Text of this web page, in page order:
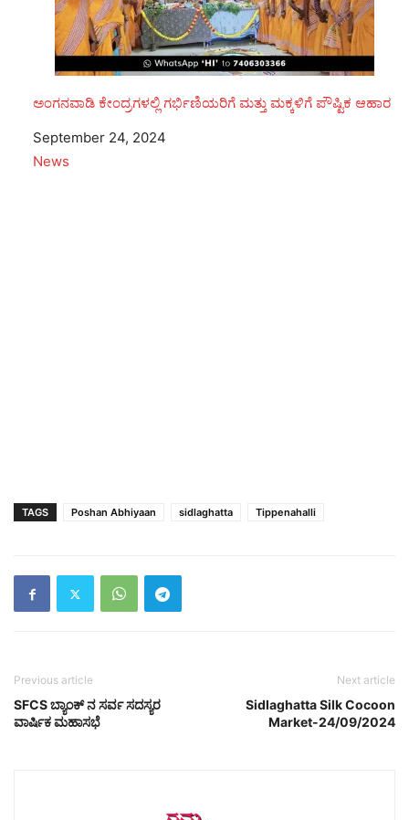
ಅಂಗನವಾಡಿ ಕೇಂದ್ರಗಳಲ್ಲಿ ಗರ್ಭಿಣಿಯರಿಗೆ ಮತ್ತು ಮಕ್ಕಳಿಗೆ ಪೌಷ್ಟಿಕ ಆಹಾರ
Date
September 24, 2024
In relation to
News
TAGS Poshan Abhiyaan sidlaghatta Tippenahalli
Previous article
SFCS ಬ್ಯಾಂಕ್ ನ ಸರ್ವ ಸದಸ್ಯರ
ವಾರ್ಷಿಕ ಮಹಾಸಭೆ
Next article
Sidlaghatta Silk Cocoon
Market-24/09/2024